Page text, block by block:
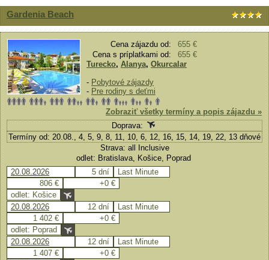
Gardenia Beach
Cena zájazdu od:
655 €
Cena s príplatkami od:
655 €
Turecko, Alanya, Okurcalar
- Pobytové zájazdy
- Pre rodiny s deťmi
Zobraziť všetky termíny a popis zájazdu »
Doprava:
Termíny od: 20.08., 4, 5, 9, 8, 11, 10, 6, 12, 16, 15, 14, 19, 22, 13 dňové
Strava: all Inclusive
odlet: Bratislava, Košice, Poprad
20.08.2026
5 dní
Last Minute
806 €
+0 €
odlet: Košice
20.08.2026
12 dní
Last Minute
1 402 €
+0 €
odlet: Poprad
20.08.2026
12 dní
Last Minute
1 407 €
+0 €